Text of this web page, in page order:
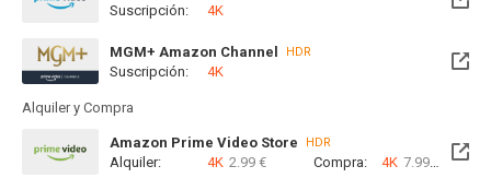
Suscripción: 4K
MGM+ Amazon Channel HDR
Suscripción: 4K
Alquiler y Compra
Amazon Prime Video Store HDR
Alquiler: 4K 2.99 € Compra: 4K 7.99 €